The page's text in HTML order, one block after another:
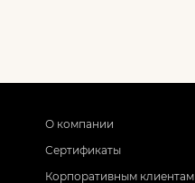
О компании
Сертификаты
Корпоративным клиентам